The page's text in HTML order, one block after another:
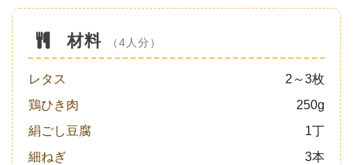
材料 （4人分）
レタス
2～3枚
鶏ひき肉
250g
絹ごし豆腐
1丁
細ねぎ
3本